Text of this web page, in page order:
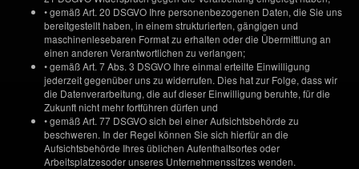
• gemäß Art. 20 DSGVO Ihre personenbezogenen Daten, die Sie uns
bereitgestellt haben, in einem strukturierten, gängigen und
maschinenlesebaren Format zu erhalten oder die Übermittlung an
einen anderen Verantwortlichen zu verlangen;
• gemäß Art. 7 Abs. 3 DSGVO Ihre einmal erteilte Einwilligung
jederzeit gegenüber uns zu widerrufen. Dies hat zur Folge, dass wir
die Datenverarbeitung, die auf dieser Einwilligung beruhte, für die
Zukunft nicht mehr fortführen dürfen und
• gemäß Art. 77 DSGVO sich bei einer Aufsichtsbehörde zu
beschweren. In der Regel können Sie sich hierfür an die
Aufsichtsbehörde Ihres üblichen Aufenthaltsortes oder
Arbeitsplatzesoder unseres Unternehmenssitzes wenden.